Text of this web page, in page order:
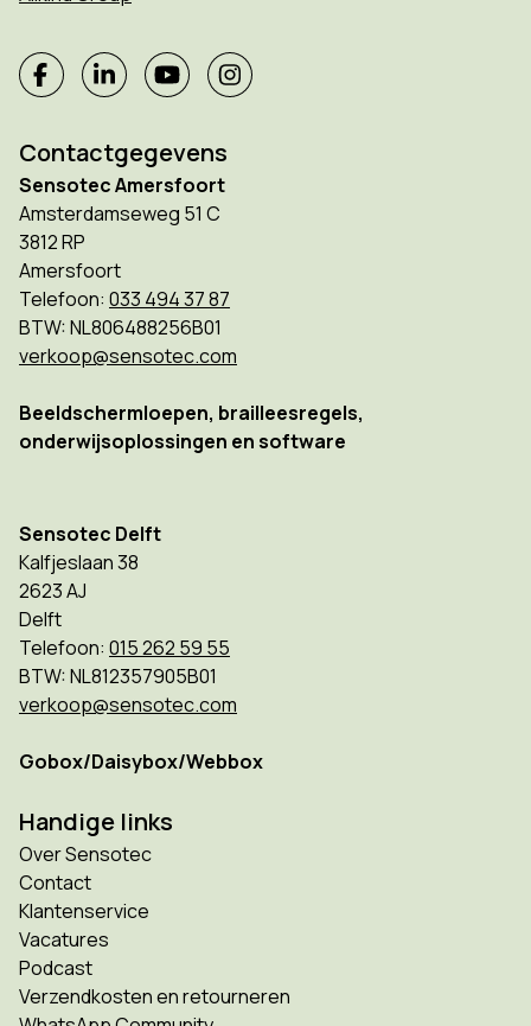
Contactgegevens
Sensotec Amersfoort
Amsterdamseweg 51 C
3812 RP
Amersfoort
Telefoon: 033 494 37 87
BTW: NL806488256B01
verkoop@sensotec.com
Beeldschermloepen, brailleesregels,
onderwijsoplossingen en software
Sensotec Delft
Kalfjeslaan 38
2623 AJ
Delft
Telefoon: 015 262 59 55
BTW: NL812357905B01
verkoop@sensotec.com
Gobox/Daisybox/Webbox
Handige links
Over Sensotec
Contact
Klantenservice
Vacatures
Podcast
Verzendkosten en retourneren